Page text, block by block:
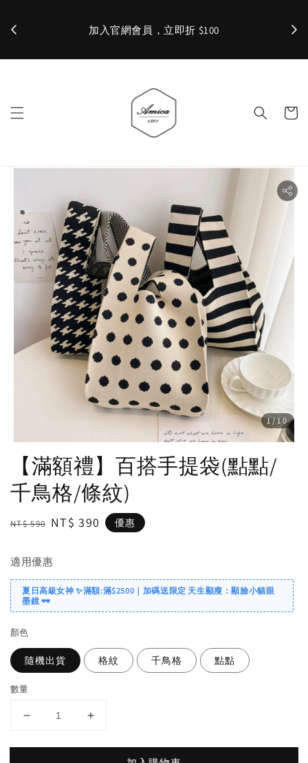
加入官網會員，立即折 $100 ✨
1/10
【滿額禮】百搭手提袋(點點/
千鳥格/條紋)
Regular
NT$ 590 Sale
NT$ 390 優惠
適用優惠
夏日高級女神 ✨滿額:滿$2500｜加碼送限定 天生顯瘦：顯臉小貓眼
墨鏡 🕶️
顏色
隨機出貨 格紋 千鳥格 點點
數量